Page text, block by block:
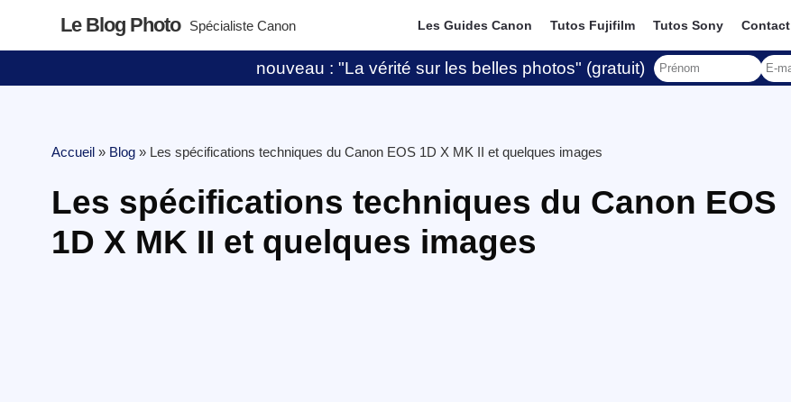
Le Blog Photo Spécialiste Canon Les Guides Canon Tutos Fujifilm Tutos Sony Contact
nouveau : "La vérité sur les belles photos" (gratuit)
Accueil » Blog » Les spécifications techniques du Canon EOS 1D X MK II et quelques images
Les spécifications techniques du Canon EOS
1D X MK II et quelques images